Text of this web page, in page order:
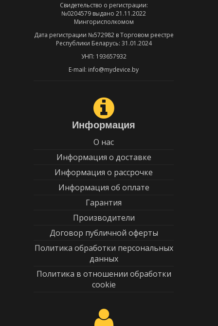
Свидетельство о регистрации:
№0204579 выдано 21.11.2022
Мингорисполкомом
Дата регистрации №572982 в Торговом реестре
Республики Беларусь: 31.01.2024
УНП: 193657932
E-mail: info@mydevice.by
Информация
О нас
Информация о доставке
Информация о рассрочке
Информация об оплате
Гарантия
Производители
Договор публичной оферты
Политика обработки персональных
данных
Политика в отношении обработки
cookie